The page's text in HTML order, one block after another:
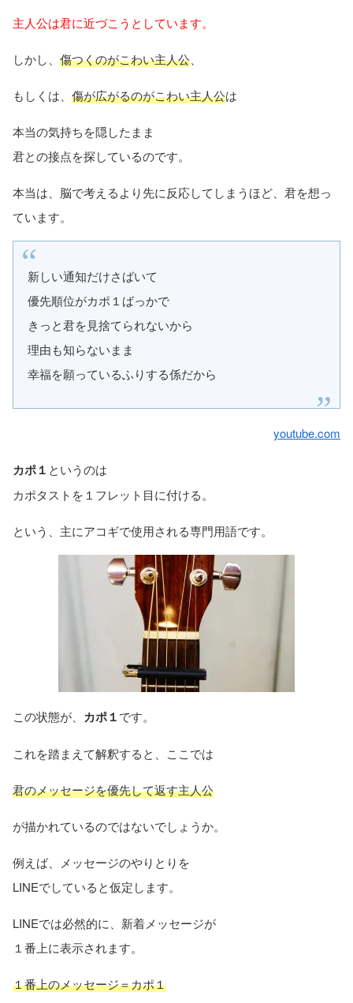
主人公は君に近づこうとしています。
しかし、 傷つくのがこわい主人公
もしくは、 傷が広がるのがこわい主人公は
本当の気持ちを隠したまま
君との接点を探しているのです。
本当は、脳で考えるより先に反応してしまうほど、君を想っ
ています。
新しい通知だけさばいて
優先順位がカポ１ばっかで
きっと君を見捨てられないから
理由も知らないまま
幸福を願っているふりする係だから
youtube.com
カポ１ というのは
カポタストを１フレット目に付ける。
という、主にアコギで使用される専門用語です。
この状態が、 カポ１です。
これを踏まえて解釈すると、ここでは
君のメッセージを優先して返す主人公
が描かれているのではないでしょうか。
例えば、メッセージのやりとりを
LINEでしていると仮定します。
LINEでは必然的に、新着メッセージが
１番上に表示されます。
１番上のメッセージ＝カポ１